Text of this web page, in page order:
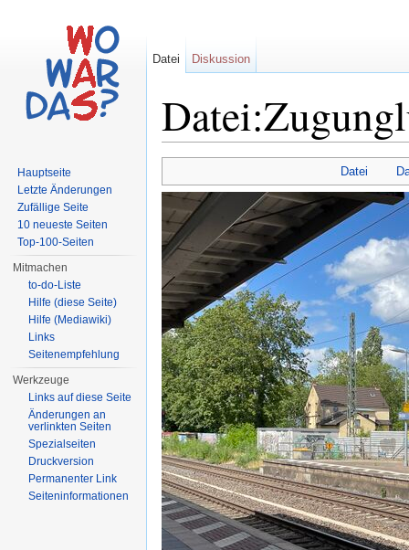
Datei
Datei Diskussion
Hauptseite
Letzte Änderungen
Zufällige Seite
10 neueste Seiten
Top-100-Seiten
Mitmachen
to-do-Liste
Hilfe (diese Seite)
Hilfe (Mediawiki)
Links
Seitenempfehlung
Werkzeuge
Links auf diese Seite
Änderungen an
verlinkten Seiten
Spezialseiten
Druckversion
Permanenter Link
Seiteninformationen